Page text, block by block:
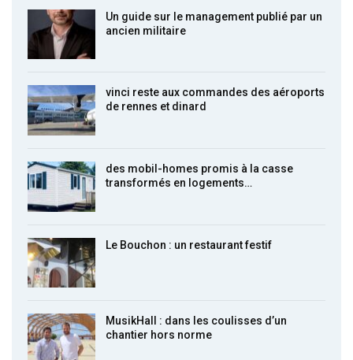
Un guide sur le management publié par un
ancien militaire
vinci reste aux commandes des aéroports
de rennes et dinard
des mobil-homes promis à la casse
transformés en logements…
Le Bouchon : un restaurant festif
MusikHall : dans les coulisses d’un
chantier hors norme